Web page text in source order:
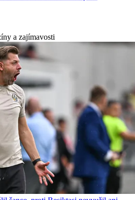
a zajímavosti